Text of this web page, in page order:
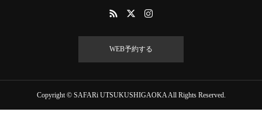
WEB予約する
Copyright © SAFARi UTSUKUSHIGAOKA All Rights Reserved.